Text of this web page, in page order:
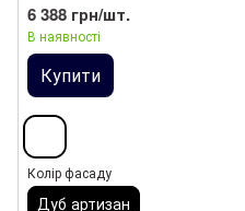
6 388 грн/шт.
В наявності
Купити
Колір фасаду
Дуб артизан